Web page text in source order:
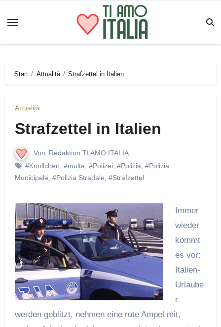
Inhalt
Start Attualità Strafzettel in Italien
Attualità
Strafzettel in Italien
Von Redaktion TI AMO ITALIA
#Knöllchen #multa #Polizei, #Polizia #Polizia
Municipale #Polizia Stradale #Strafzettel
Immer
wieder
kommt
es vor:
Italien-
Urlaube
r
werden geblitzt, nehmen eine rote Ampel mit,